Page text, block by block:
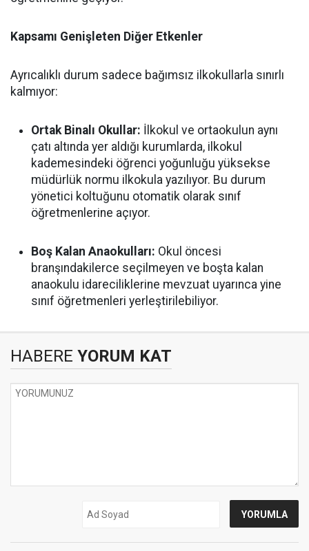
Kapsamı Genişleten Diğer Etkenler
Ayrıcalıklı durum sadece bağımsız ilkokullarla sınırlı
kalmıyor:
Ortak Binalı Okullar: İlkokul ve ortaokulun aynı
çatı altında yer aldığı kurumlarda, ilkokul
kademesindeki öğrenci yoğunluğu yüksekse
müdürlük normu ilkokula yazılıyor. Bu durum
yönetici koltuğunu otomatik olarak sınıf
öğretmenlerine açıyor.
Boş Kalan Anaokulları: Okul öncesi
branşındakilerce seçilmeyen ve boşta kalan
anaokulu idareciliklerine mevzuat uyarınca yine
sınıf öğretmenleri yerleştirilebiliyor.
HABERE YORUM KAT